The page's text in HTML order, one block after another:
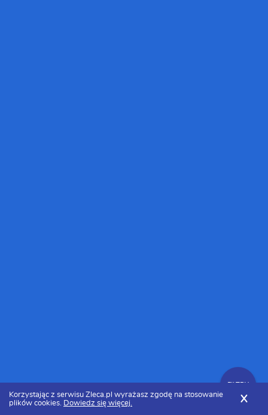
FILTRY
Korzystając z serwisu Zleca.pl wyrażasz zgodę na stosowanie
plików cookies. Dowiedz się więcej. X